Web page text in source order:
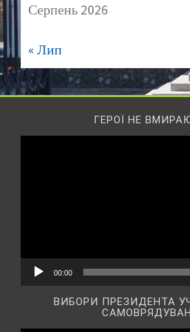
Серпень 2026
« Лип
ГЕРОЇ НЕ
00:00
ВИБОРИ ПРЕЗИДЕНТА